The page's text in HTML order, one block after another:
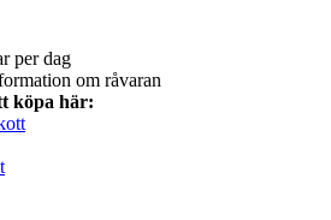
per dag
om råvaran
köpa här: